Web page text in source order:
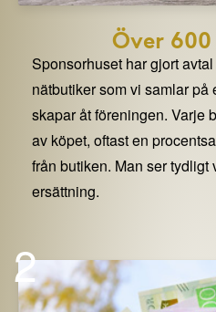
Över
Sponsorhuset har gjort
nätbutiker som vi samlar på
skapar åt föreningen. Varje
av köpet, oftast en
från butiken. Man ser tydligt
ersättning.
2